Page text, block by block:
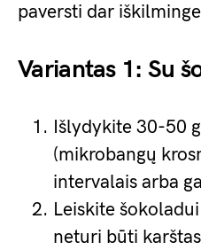
paversti dar
Variantas 1: Su
Išlydykite 30-50
(mikrobangų
intervalais arba
Leiskite
neturi būti